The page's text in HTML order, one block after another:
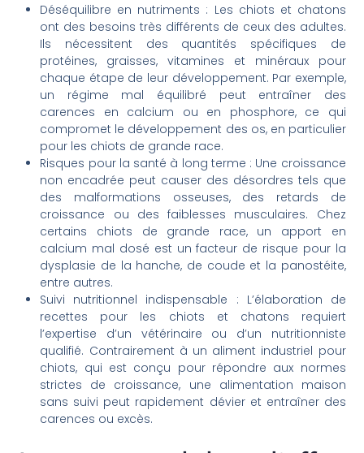
Déséquilibre en nutriments : Les chiots et chatons
ont des besoins très différents de ceux des adultes.
Ils nécessitent des quantités spécifiques de
protéines, graisses, vitamines et minéraux pour
chaque étape de leur développement. Par exemple,
un régime mal équilibré peut entraîner des
carences en calcium ou en phosphore, ce qui
compromet le développement des os, en particulier
pour les chiots de grande race.
Risques pour la santé à long terme : Une croissance
non encadrée peut causer des désordres tels que
des malformations osseuses, des retards de
croissance ou des faiblesses musculaires. Chez
certains chiots de grande race, un apport en
calcium mal dosé est un facteur de risque pour la
dysplasie de la hanche, de coude et la panostéite,
entre autres.
Suivi nutritionnel indispensable : L’élaboration de
recettes pour les chiots et chatons requiert
l’expertise d’un vétérinaire ou d’un nutritionniste
qualifié. Contrairement à un aliment industriel pour
chiots, qui est conçu pour répondre aux normes
strictes de croissance, une alimentation maison
sans suivi peut rapidement dévier et entraîner des
carences ou excès.